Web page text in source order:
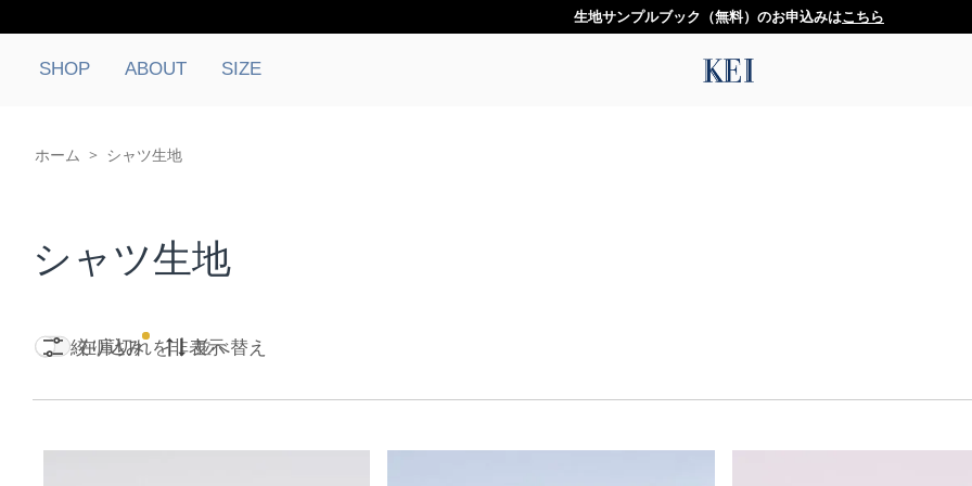
生地サンプルブック（無料）のお申込みはこちら
SHOP ABOUT SIZE
ホーム > シャツ生地
シャツ生地
在庫切れを非表示
絞り込み 並べ替え